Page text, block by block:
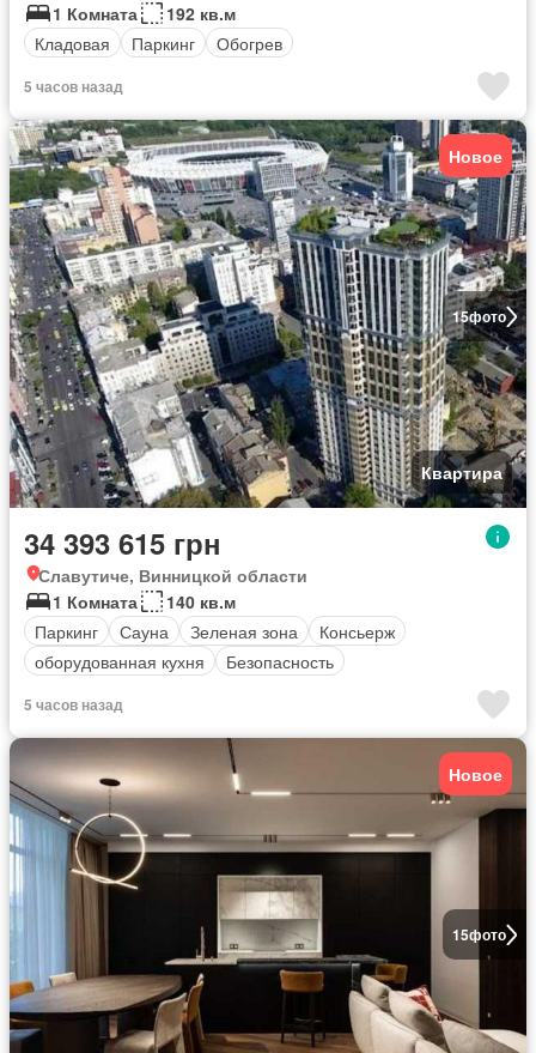
1 Комната
192 кв.м
Кладовая
Паркинг Обогрев
5 часов назад
15фото
Новое
Квартира
34 393 615 грн
Славутиче, Винницкой области
1 Комната
140 кв.м
Паркинг
Сауна Зеленая зона
Консьерж
оборудованная кухня
Безопасность
5 часов назад
15фото
Новое